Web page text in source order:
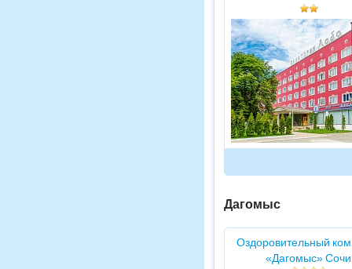
Дагомыс
Оздоровительный
«Дагомыс» Сочи